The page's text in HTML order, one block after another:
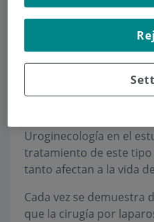
dolores pelvianos,
sexuales, etc, lo que
La mayoría de las
sus problemas con el
Uroginecología en el
tratamiento de este
tanto afectan a la vida
Cada vez se demuestra
que la cirugía por